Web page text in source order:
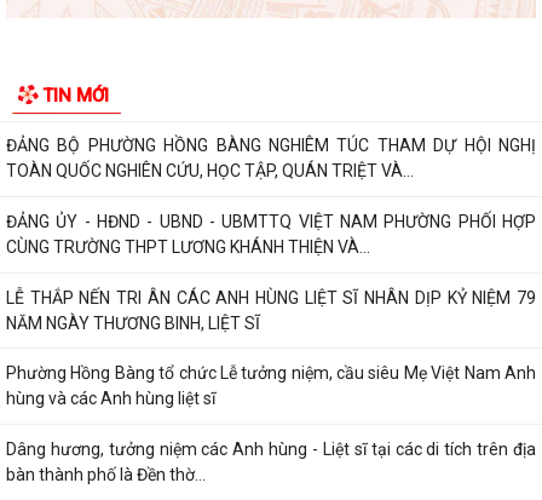
TIN MỚI
cơ sở kinh doanh dịch vụ ăn uống,...
KẾT CÔNG TÁC HỘI 6 THÁNG ĐẦU NĂM 2026
ĐẢNG BỘ PHƯỜNG HỒNG BÀNG NGHIÊM TÚC THAM DỰ HỘI NGHỊ
TOÀN QUỐC NGHIÊN CỨU, HỌC TẬP, QUÁN TRIỆT VÀ...
ĐẢNG ỦY - HĐND - UBND - UBMTTQ VIỆT NAM PHƯỜNG PHỐI HỢP
CÙNG TRƯỜNG THPT LƯƠNG KHÁNH THIỆN VÀ...
LỄ THẮP NẾN TRI ÂN CÁC ANH HÙNG LIỆT SĨ NHÂN DỊP KỶ NIỆM 79
NĂM NGÀY THƯƠNG BINH, LIỆT SĨ
Phường Hồng Bàng tổ chức Lễ tưởng niệm, cầu siêu Mẹ Việt Nam Anh
hùng và các Anh hùng liệt sĩ
Dâng hương, tưởng niệm các Anh hùng - Liệt sĩ tại các di tích trên địa
bàn thành phố là Đền thờ...